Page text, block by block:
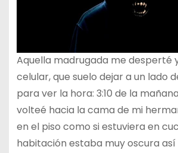
Aquella madrugada me desperté
celular, que suelo dejar a un lado
para ver la hora: 3:10 de la
volteé hacia la cama de mi
en el piso como si estuviera en
habitación estaba muy oscura así